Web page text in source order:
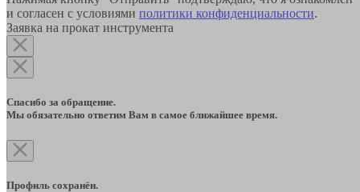
и согласен с условиями политики конфиденциальности.
Заявка на прокат инструмента
Спасибо за обращение.
Мы обязательно ответим Вам в самое ближайшее время.
Профиль сохранён.